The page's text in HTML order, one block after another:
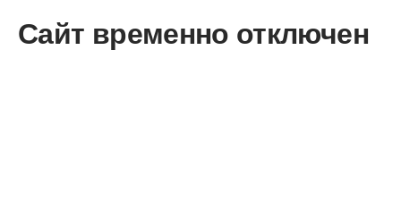
Сайт временно отключен